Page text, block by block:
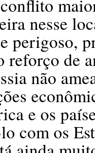
nesse
perigoso,
reforço de
não
e os
com os